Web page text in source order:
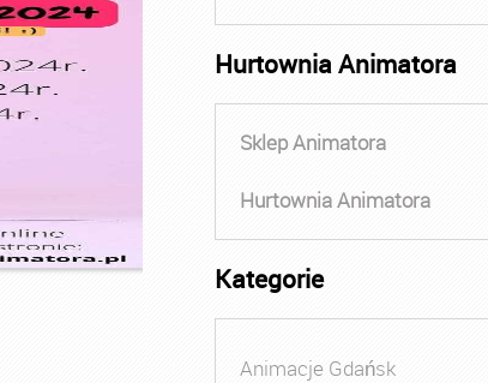
Hurtownia Animatora
Sklep Animatora
Hurtownia Animatora
Kategorie
Animacje Gdańsk